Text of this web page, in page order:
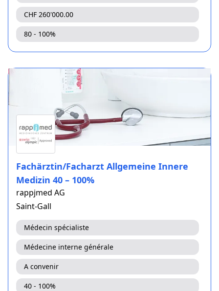
CHF 260'000.00
80 - 100%
Fachärztin/Facharzt Allgemeine Innere
Medizin 40 – 100%
rappjmed AG
Saint-Gall
Médecin spécialiste
Médecine interne générale
A convenir
40 - 100%